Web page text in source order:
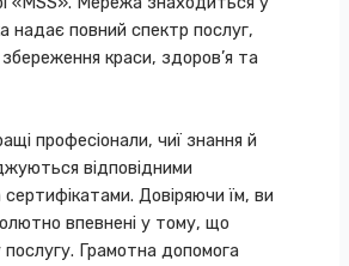
надає повний спектр послуг,
краси, здоров’я та
професіонали, чиї знання й
відповідними
сертифікатами. Довіряючи їм, ви
впевнені у тому, що
послугу. Грамотна допомога